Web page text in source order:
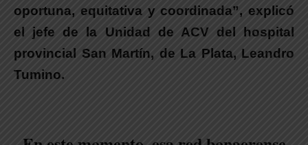
oportuna, equitativa y coordinada”, explicó
el jefe de la Unidad de ACV del hospital
provincial San Martín, de La Plata, Leandro
Tumino.